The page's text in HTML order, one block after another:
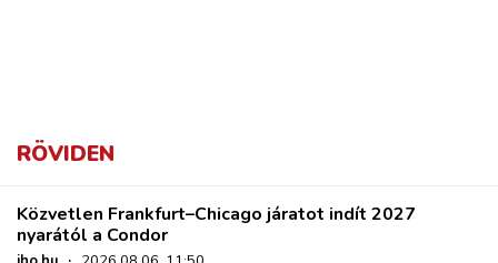
RÖVIDEN
Közvetlen Frankfurt–Chicago járatot indít 2027
nyarától a Condor